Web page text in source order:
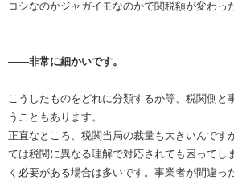
コシなのかジャガイモなのかで関税額が変わっ
――非常に細かいです。
こうしたものをどれに分類するか等、税関側と
うこともあります。
正直なところ、税関当局の裁量も大きいんです
ては税関に異なる理解で対応されても困ってし
く必要がある場合は多いです。事業者が間違っ